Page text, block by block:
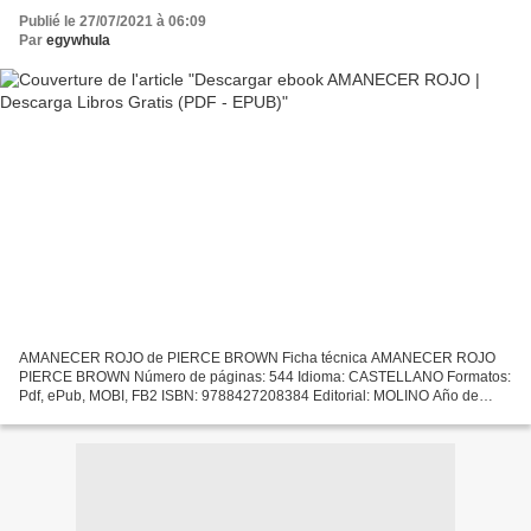
Publié le 27/07/2021 à 06:09
Par egywhula
AMANECER ROJO de PIERCE BROWN Ficha técnica AMANECER ROJO
PIERCE BROWN Número de páginas: 544 Idioma: CASTELLANO Formatos:
Pdf, ePub, MOBI, FB2 ISBN: 9788427208384 Editorial: MOLINO Año de
AMANECER...